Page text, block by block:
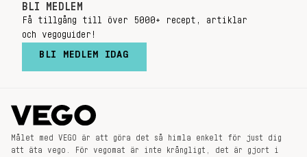
BLI MEDLEM
Få tillgång till över 5000+ recept, artiklar
och vegoguider!
BLI MEDLEM IDAG
Målet med VEGO är att göra det så himla enkelt för just dig
att äta vego. För vegomat är inte krångligt, det är gjort i